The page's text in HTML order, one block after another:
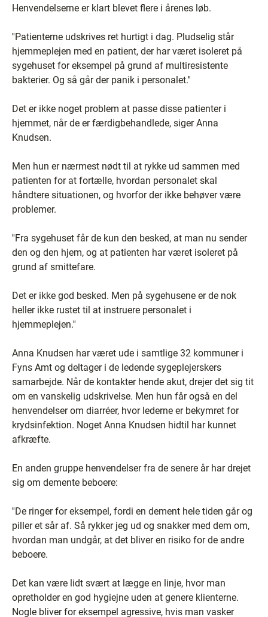
Henvendelserne er klart blevet flere i årenes løb.
''Patienterne udskrives ret hurtigt i dag. Pludselig står
hjemmeplejen med en patient, der har været isoleret på
sygehuset for eksempel på grund af multiresistente
bakterier. Og så går der panik i personalet.''
Det er ikke noget problem at passe disse patienter i
hjemmet, når de er færdigbehandlede, siger Anna
Knudsen.
Men hun er nærmest nødt til at rykke ud sammen med
patienten for at fortælle, hvordan personalet skal
håndtere situationen, og hvorfor der ikke behøver være
problemer.
''Fra sygehuset får de kun den besked, at man nu sender
den og den hjem, og at patienten har været isoleret på
grund af smittefare.
Det er ikke god besked. Men på sygehusene er de nok
heller ikke rustet til at instruere personalet i
hjemmeplejen.''
Anna Knudsen har været ude i samtlige 32 kommuner i
Fyns Amt og deltager i de ledende sygeplejerskers
samarbejde. Når de kontakter hende akut, drejer det sig tit
om en vanskelig udskrivelse. Men hun får også en del
henvendelser om diarréer, hvor lederne er bekymret for
krydsinfektion. Noget Anna Knudsen hidtil har kunnet
afkræfte.
En anden gruppe henvendelser fra de senere år har drejet
sig om demente beboere:
''De ringer for eksempel, fordi en dement hele tiden går og
piller et sår af. Så rykker jeg ud og snakker med dem om,
hvordan man undgår, at det bliver en risiko for de andre
beboere.
Det kan være lidt svært at lægge en linje, hvor man
opretholder en god hygiejne uden at genere klienterne.
Nogle bliver for eksempel agressive, hvis man vasker